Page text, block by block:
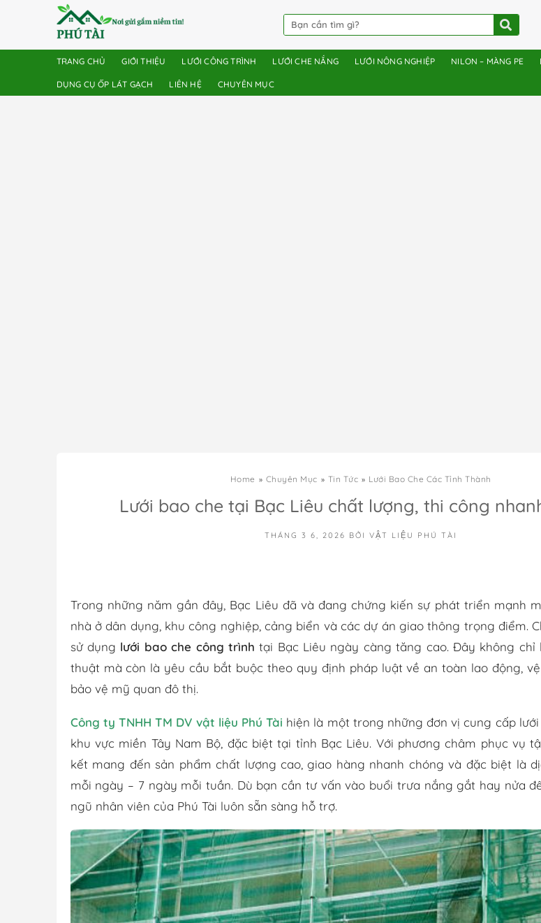
TRANG CHỦ GIỚI THIỆU LƯỚI CÔNG TRÌNH LƯỚI CHE NẮNG LƯỚI NÔNG NGHIỆP NILON – MÀNG PE
DỤNG CỤ ỐP LÁT GẠCH LIÊN HỆ CHUYÊN MỤC
Home Chuyên Mục Tin Tức Lưới Bao Che Các Tỉnh Thành
Lưới bao che tại Bạc Liêu chất lượng, thi công
THÁNG 3 6, 2026 BỞI VẬT LIỆU PHÚ TÀI
Trong những năm gần đây, Bạc Liêu đã và đang chứng kiến sự phát triển mạnh
nhà ở dân dụng, khu công nghiệp, cảng biển và các dự án giao thông trọng điểm.
sử dụng lưới bao che công trình tại Bạc Liêu ngày càng tăng cao. Đây không
thuật mà còn là yêu cầu bắt buộc theo quy định pháp luật về an toàn lao động,
bảo vệ mỹ quan đô thị.
Công ty TNHH TM DV vật liệu Phú Tài hiện là một trong những đơn vị cung cấp
khu vực miền Tây Nam Bộ, đặc biệt tại tỉnh Bạc Liêu. Với phương châm phục vụ
kết mang đến sản phẩm chất lượng cao, giao hàng nhanh chóng và đặc biệt là
mỗi ngày – 7 ngày mỗi tuần. Dù bạn cần tư vấn vào buổi trưa nắng gắt hay nửa
ngũ nhân viên của Phú Tài luôn sẵn sàng hỗ trợ.